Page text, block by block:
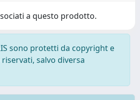
a questo prodotto.
sono protetti da copyright e
salvo diversa